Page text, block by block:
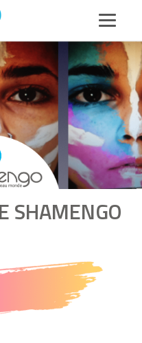
SHAMENGO